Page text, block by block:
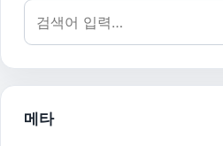
검색어:
메타